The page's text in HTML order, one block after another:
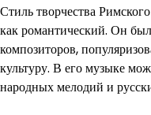
Стиль творчества
как романтический. Он
композиторов,
культуру. В его музыке
народных мелодий и